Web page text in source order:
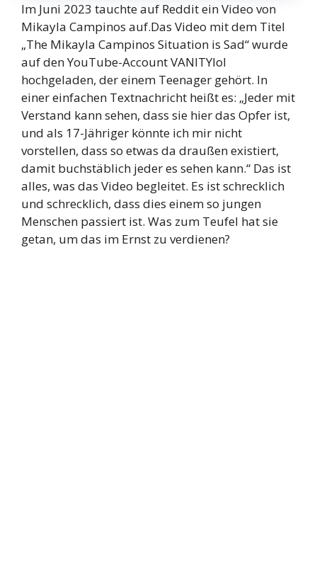
Im Juni 2023 tauchte auf Reddit ein Video von
Mikayla Campinos auf.Das Video mit dem Titel
„The Mikayla Campinos Situation is Sad“ wurde
auf den YouTube-Account VANITYlol
hochgeladen, der einem Teenager gehört. In
einer einfachen Textnachricht heißt es: „Jeder mit
Verstand kann sehen, dass sie hier das Opfer ist,
und als 17-Jähriger könnte ich mir nicht
vorstellen, dass so etwas da draußen existiert,
damit buchstäblich jeder es sehen kann.“ Das ist
alles, was das Video begleitet. Es ist schrecklich
und schrecklich, dass dies einem so jungen
Menschen passiert ist. Was zum Teufel hat sie
getan, um das im Ernst zu verdienen?